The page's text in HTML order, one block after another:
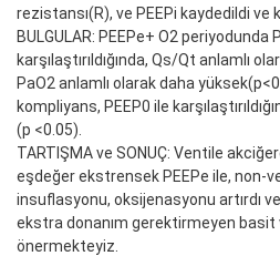
rezistansı(R), ve PEEPi kaydedildi ve
BULGULAR: PEEPe+ O2 periyodunda
karşılaştırıldığında, Qs/Qt anlamlı
PaO2 anlamlı olarak daha
kompliyans, PEEP0 ile
(p <0.05).
TARTIŞMA ve SONUÇ: Ventile
eşdeğer ekstrensek PEEPe ile, non-
insuflasyonu, oksijenasyonu artırdı
ekstra donanım gerektirmeyen basit
önermekteyiz.